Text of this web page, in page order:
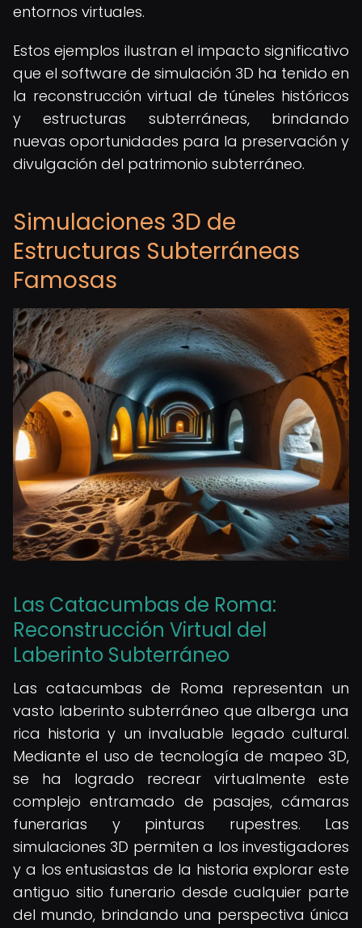
entornos virtuales.
Estos ejemplos ilustran el impacto significativo
que el software de simulación 3D ha tenido en
la reconstrucción virtual de túneles históricos
y estructuras subterráneas, brindando
nuevas oportunidades para la preservación y
divulgación del patrimonio subterráneo.
Simulaciones 3D de
Estructuras Subterráneas
Famosas
Las Catacumbas de Roma:
Reconstrucción Virtual del
Laberinto Subterráneo
Las catacumbas de Roma representan un
vasto laberinto subterráneo que alberga una
rica historia y un invaluable legado cultural.
Mediante el uso de tecnología de mapeo 3D,
se ha logrado recrear virtualmente este
complejo entramado de pasajes, cámaras
funerarias y pinturas rupestres. Las
simulaciones 3D permiten a los investigadores
y a los entusiastas de la historia explorar este
antiguo sitio funerario desde cualquier parte
del mundo, brindando una perspectiva única